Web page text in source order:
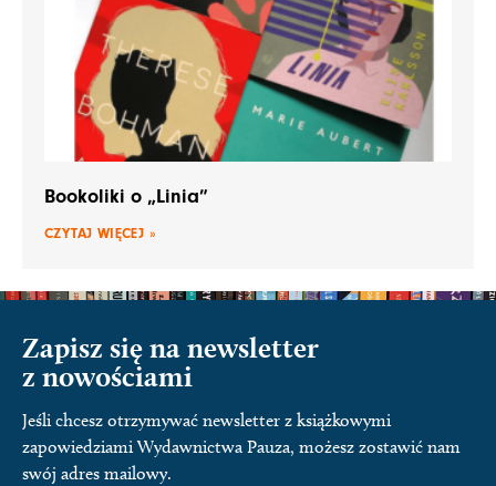
Bookoliki o „Linia”
CZYTAJ WIĘCEJ »
Zapisz się na newsletter
z nowościami
Jeśli chcesz otrzymywać newsletter z książkowymi
zapowiedziami Wydawnictwa Pauza, możesz zostawić nam
swój adres mailowy.